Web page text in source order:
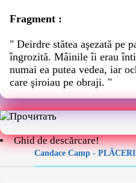
Fragment :
" Deirdre stătea aşezată pe
îngro­zită. Mâinile îi erau
numai ea putea vedea, iar
care şiroiau pe obraji. "
Ghid de descărcare!
Candace Camp -